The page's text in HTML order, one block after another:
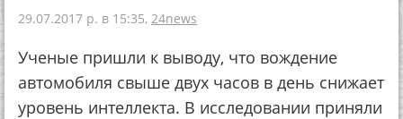
29.07.2017 р. в 15:35, 24news
Ученые пришли к выводу, что вождение
автомобиля свыше двух часов в день снижает
уровень интеллекта. В исследовании приняли